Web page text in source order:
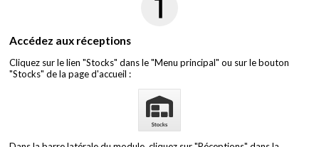
Accédez aux réceptions
Cliquez sur le lien "Stocks" dans le "Menu principal" ou sur le bouton
"Stocks" de la page d'accueil :